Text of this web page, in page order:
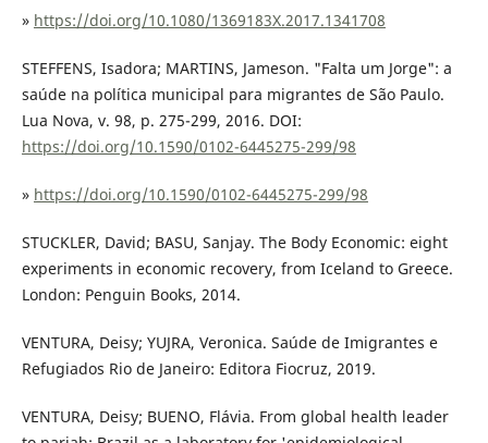
» https://doi.org/10.1080/1369183X.2017.1341708
STEFFENS, Isadora; MARTINS, Jameson. "Falta um Jorge": a
saúde na política municipal para migrantes de São Paulo.
Lua Nova, v. 98, p. 275-299, 2016. DOI:
https://doi.org/10.1590/0102-6445275-299/98
» https://doi.org/10.1590/0102-6445275-299/98
STUCKLER, David; BASU, Sanjay. The Body Economic: eight
experiments in economic recovery, from Iceland to Greece.
London: Penguin Books, 2014.
VENTURA, Deisy; YUJRA, Veronica. Saúde de Imigrantes e
Refugiados Rio de Janeiro: Editora Fiocruz, 2019.
VENTURA, Deisy; BUENO, Flávia. From global health leader